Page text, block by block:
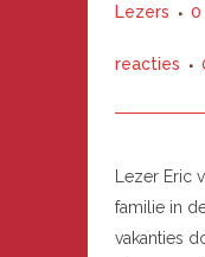
Lezers
0
reacties
Lezer Eric
familie in
vakanties